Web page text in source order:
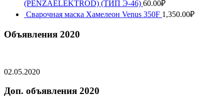
(PENZAELEKTROD) (ТИП Э-46) 60.00₽
Сварочная маска Хамелеон Venus 350F 1,350.00₽
Объявления 2020
02.05.2020
Доп. объявления 2020